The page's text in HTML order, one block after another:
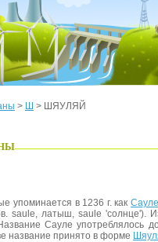
> Ш > ШЯУЛЯЙ
упоминается в 1236 г. какСауле
saule, латыш, saule 'солнце').
Сауле употреблялось
название принято в форме